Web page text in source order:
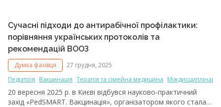
на застарілій інформації та фрагментарних повідомленнях
про побічні ефекти, що походять переважно з минулих
десятиліть, зокрема 1980‑1990-х рр. [1]. У практиці деяких
лікарів досі існує необґрунтоване уявлення про ризик
агранулоцитозу, значну седацію, виразний вплив на масу
тіла або нібито нижчу ефективність міансерину порівняно
із сучасними антидепресантами [2].
Сучасні підходи до антирабічної профілактики:
порівняння українських протоколів та
рекомендацій ВООЗ
Думка фахівця
27 грудня, 2025
Педіатрія Вакцинація Терапія та сімейна медицина
20 вересня 2025 р. в Києві відбувся науково-практичний
захід «PedSMART. Вакцинація», організатором якого стала